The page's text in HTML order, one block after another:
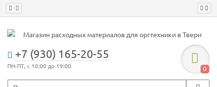
+7 (930) 165-20-55
ПН-ПТ, с 10:00 до 19:00 0